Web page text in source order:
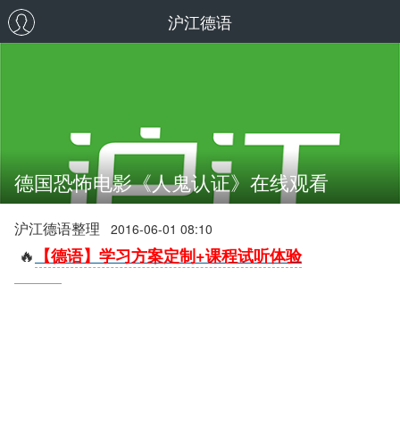
沪江德语
德国恐怖电影《人鬼认证》在线观看
沪江德语整理 2016-06-01 08:10
🔥 【德语】学习方案定制+课程试听体验